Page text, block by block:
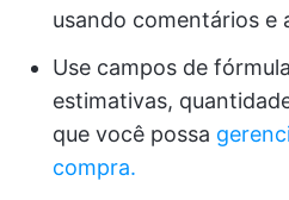
usando comentários e
Use campos de
estimativas,
que você possa
compra.